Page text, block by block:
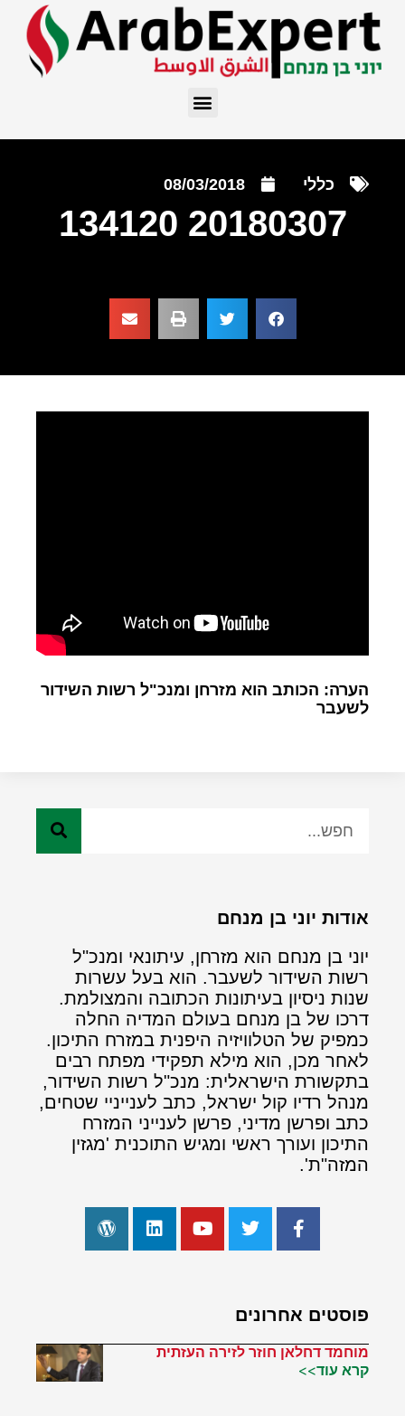
כללי 08/03/2018
20180307 134120
הערה: הכותב הוא מזרחן ומנכ"ל רשות השידור
לשעבר
אודות יוני בן מנחם
יוני בן מנחם הוא מזרחן, עיתונאי ומנכ"ל
רשות השידור לשעבר. הוא בעל עשרות
שנות ניסיון בעיתונות הכתובה והמצולמת.
דרכו של בן מנחם בעולם המדיה החלה
כמפיק של הטלוויזיה היפנית במזרח התיכון.
לאחר מכן, הוא מילא תפקידי מפתח רבים
בתקשורת הישראלית: מנכ"ל רשות השידור,
מנהל רדיו קול ישראל, כתב לענייניי שטחים,
כתב ופרשן מדיני, פרשן לענייני המזרח
התיכון ועורך ראשי ומגיש התוכנית 'מגזין
המזה"ת'.
פוסטים אחרונים
מוחמד דחלאן חוזר לזירה העזתית
קרא עוד>>